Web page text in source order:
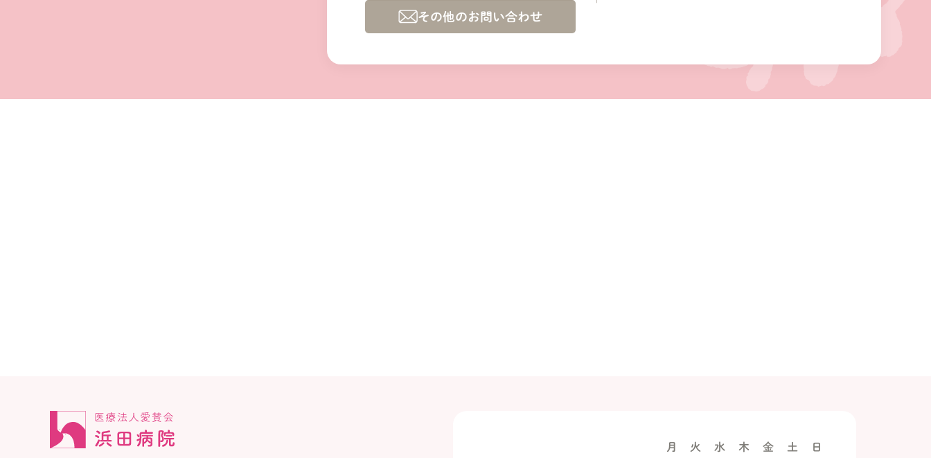
その他のお問い合わせ
月 火 水 木 金 土 日